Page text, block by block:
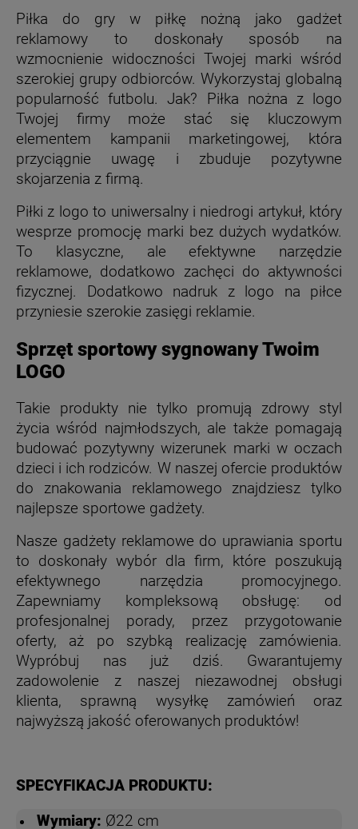
Piłka do gry w piłkę nożną jako gadżet
reklamowy to doskonały sposób na
wzmocnienie widoczności Twojej marki wśród
szerokiej grupy odbiorców. Wykorzystaj globalną
popularność futbolu. Jak? Piłka nożna z logo
Twojej firmy może stać się kluczowym
elementem kampanii marketingowej, która
przyciągnie uwagę i zbuduje pozytywne
skojarzenia z firmą.
Piłki z logo to uniwersalny i niedrogi artykuł, który
wesprze promocję marki bez dużych wydatków.
To klasyczne, ale efektywne narzędzie
reklamowe, dodatkowo zachęci do aktywności
fizycznej. Dodatkowo nadruk z logo na piłce
przyniesie szerokie zasięgi reklamie.
Sprzęt sportowy sygnowany Twoim
LOGO
Takie produkty nie tylko promują zdrowy styl
życia wśród najmłodszych, ale także pomagają
budować pozytywny wizerunek marki w oczach
dzieci i ich rodziców. W naszej ofercie produktów
do znakowania reklamowego znajdziesz tylko
najlepsze sportowe gadżety.
Nasze gadżety reklamowe do uprawiania sportu
to doskonały wybór dla firm, które poszukują
efektywnego narzędzia promocyjnego.
Zapewniamy kompleksową obsługę: od
profesjonalnej porady, przez przygotowanie
oferty, aż po szybką realizację zamówienia.
Wypróbuj nas już dziś. Gwarantujemy
zadowolenie z naszej niezawodnej obsługi
klienta, sprawną wysyłkę zamówień oraz
najwyższą jakość oferowanych produktów!
SPECYFIKACJA PRODUKTU:
Wymiary: Ø22 cm